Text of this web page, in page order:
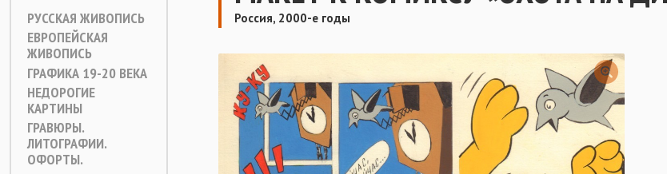
РУССКАЯ ЖИВОПИСЬ
ЕВРОПЕЙСКАЯ
ЖИВОПИСЬ
ГРАФИКА 19-20 ВЕКА
НЕДОРОГИЕ
КАРТИНЫ
ГРАВЮРЫ.
ЛИТОГРАФИИ.
ОФОРТЫ.
Россия, 2000-е годы